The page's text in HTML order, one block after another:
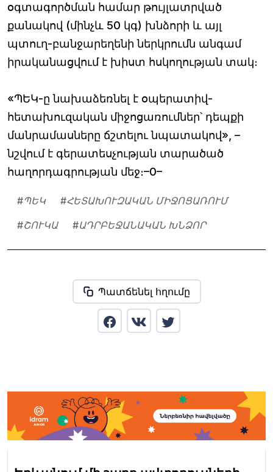
օգտագործման համար թույլատրված
քանակով (մինչև 50 կգ) խնձորի և այլ
պտուղ-բանջարեղենի ներկրումն անգամ
իրականացվում է խիստ հսկողության տակ։
«ՊԵԿ-ը նախաձեռնել է օպերատիվ-
հետախուզական միջոցառումներ՝ դեպքի
մանրամասները ճշտելու նպատակով», –
նշվում է գերատեսչության տարածած
հաղորդագրության մեջ։–0–
#ՊԵԿ #ՀԵՏԱԽՈՒԶԱԿԱՆ ՄԻՋՈՑԱՌՈՒՄ
#ՇՈՒԿԱ #ԱԴՐԲԵՋԱՆԱԿԱՆ ԽՆՁՈՐ
Պատճենել հղումը